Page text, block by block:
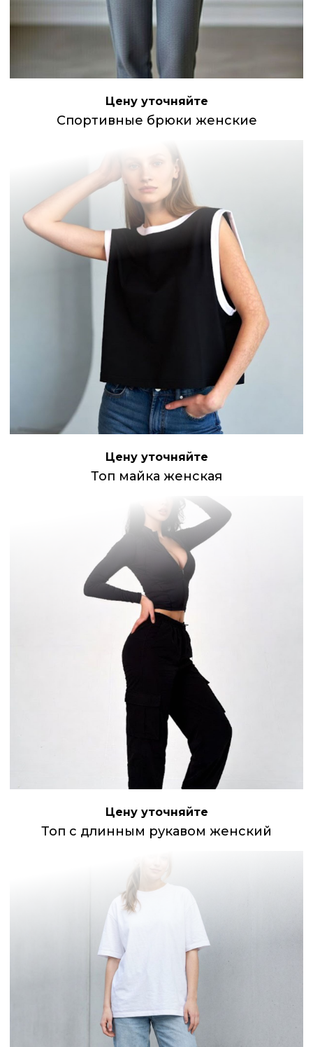
Цену уточняйте
Спортивные брюки женские
Цену уточняйте
Топ майка женская
Цену уточняйте
Топ с длинным рукавом женский